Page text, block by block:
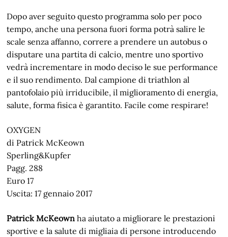
Dopo aver seguito questo programma solo per poco
tempo, anche una persona fuori forma potrà salire le
scale senza affanno, correre a prendere un autobus o
disputare una partita di calcio, mentre uno sportivo
vedrà incrementare in modo deciso le sue performance
e il suo rendimento. Dal campione di triathlon al
pantofolaio più irriducibile, il miglioramento di energia,
salute, forma fisica è garantito. Facile come respirare!
OXYGEN
di Patrick McKeown
Sperling&Kupfer
Pagg. 288
Euro 17
Uscita: 17 gennaio 2017
Patrick McKeown ha aiutato a migliorare le prestazioni
sportive e la salute di migliaia di persone introducendo